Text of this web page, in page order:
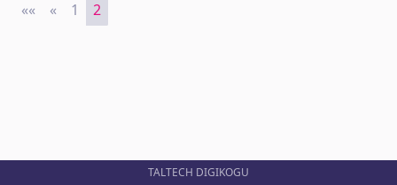
«« First
« Previous
1 2
TALTECH DIGIKOGU